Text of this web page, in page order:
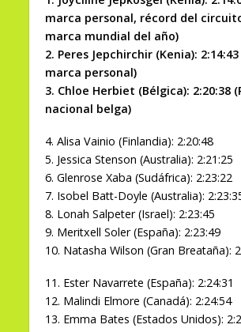
marca personal, récord del
marca mundial del año)
2. Peres Jepchirchir (Kenia):
marca personal)
3. Chloe Herbiet (Bélgica): 2:20:38
nacional belga)
4. Alisa Vainio (Finlandia): 2:20:48
5. Jessica Stenson (Australia): 2:21:25
6. Glenrose Xaba (Sudáfrica): 2:23:22
7. Isobel Batt-Doyle (Australia):
8. Lonah Salpeter (Israel): 2:23:45
9. Meritxell Soler (España): 2:23:49
10. Natasha Wilson (Gran Breataña):
11. Ester Navarrete (España): 2:24:31
12. Malindi Elmore (Canadá): 2:24:54
13. Emma Bates (Estados Unidos):